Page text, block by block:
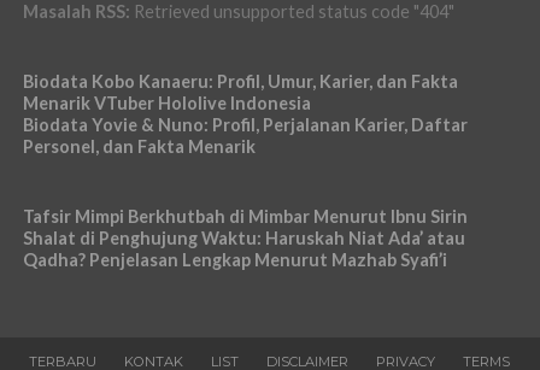
Masalah RSS: Retrieved unsupported status code "404"
Biodata Kobo Kanaeru: Profil, Umur, Karier, dan Fakta
Menarik VTuber Hololive Indonesia
Biodata Yovie & Nuno: Profil, Perjalanan Karier, Daftar
Personel, dan Fakta Menarik
Tafsir Mimpi Berkhutbah di Mimbar Menurut Ibnu Sirin
Shalat di Penghujung Waktu: Haruskah Niat Ada’ atau
Qadha? Penjelasan Lengkap Menurut Mazhab Syafi’i
TERBARU KONTAK LIST DISCLAIMER PRIVACY TERMS